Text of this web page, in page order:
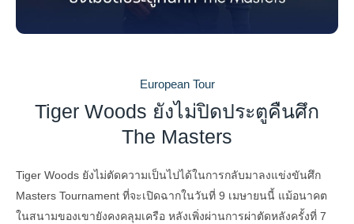
European Tour
Tiger Woods ยังไม่ปิดประตูคืนศึก
The Masters
Tiger Woods ยังไม่ตัดความเป็นไปได้ในการกลับมาลงแข่งขันศึก
Masters Tournament ที่จะเปิดฉากในวันที่ 9 เมษายนนี้ แม้อนาคต
ในสนามของเขายังคงคลุมเครือ หลังเพิ่งผ่านการผ่าตัดหลังครั้งที่ 7